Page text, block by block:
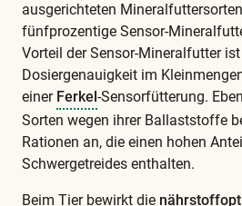
ausgerichteten
fünfprozentige Sensor-
Vorteil der Sensor-Mineralfutter
Dosiergenauigkeit im
einer Ferkel -Sensorfütterung.
Sorten wegen ihrer Ballaststoffe
Rationen an, die einen hohen
Schwergetreides enthalten.
Beim Tier bewirkt die